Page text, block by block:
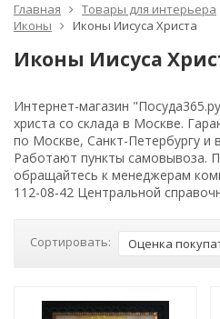
Главная Товары для интерьера
Иконы
Иконы Иисуса Христа
Иконы Иисуса
Интернет-магазин
христа со склада в Москве.
по Москве, Санкт-Петербургу и
Работают пункты самовывоза.
обращайтесь к менеджерам
112-08-42 Центральной
Сортировать: Оценка